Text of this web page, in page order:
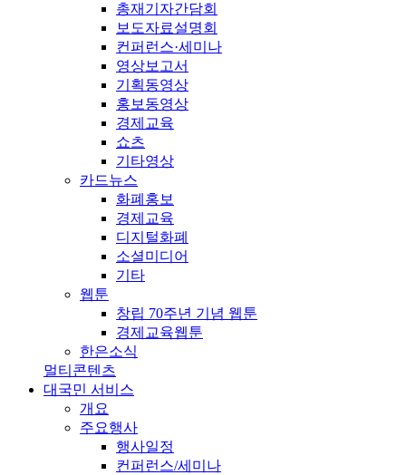
총재기자간담회
보도자료설명회
컨퍼런스·세미나
영상보고서
기획동영상
홍보동영상
경제교육
쇼츠
기타영상
카드뉴스
화폐홍보
경제교육
디지털화폐
소셜미디어
기타
웹툰
창립 70주년 기념 웹툰
경제교육웹툰
한은소식
멀티콘텐츠
대국민 서비스
개요
주요행사
행사일정
컨퍼런스/세미나